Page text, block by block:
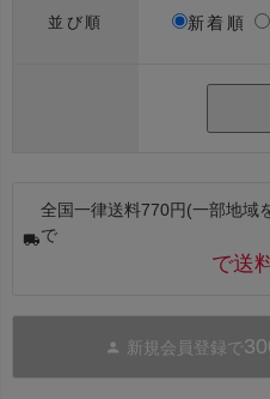
並び順 新着順
全国一律送料770円(一部地域
で
で送
新規会員登録で